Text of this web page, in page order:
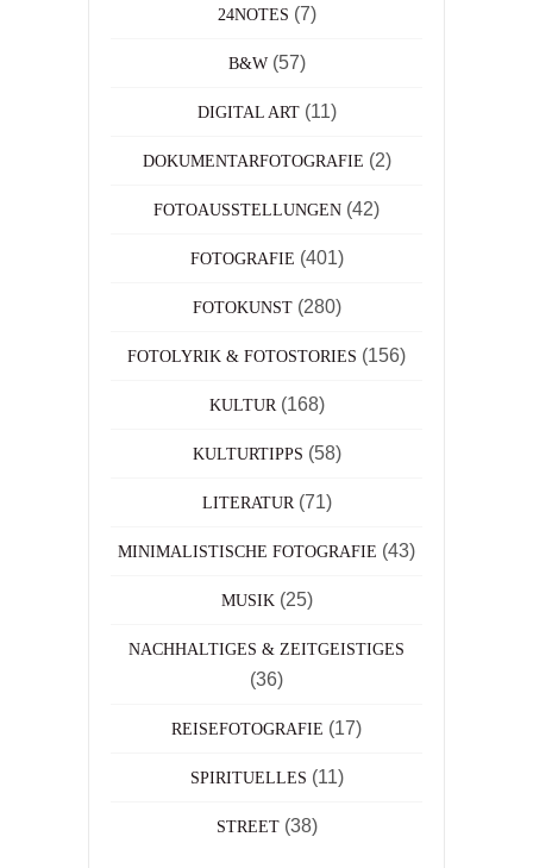
24NOTES (7)
B&W(57)
DIGITAL ART(11)
DOKUMENTARFOTOGRAFIE (2)
FOTOAUSSTELLUNGEN (42)
FOTOGRAFIE (401)
FOTOKUNST(280)
FOTOLYRIK & FOTOSTORIES (156)
KULTUR (168)
KULTURTIPPS (58)
LITERATUR (71)
MINIMALISTISCHE FOTOGRAFIE (43)
MUSIK (25)
NACHHALTIGES & ZEITGEISTIGES
(36)
REISEFOTOGRAFIE (17)
SPIRITUELLES (11)
STREET(38)